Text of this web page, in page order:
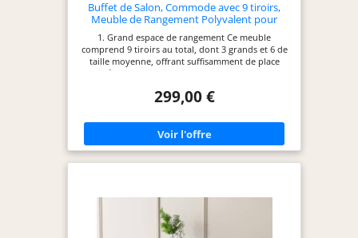
montage est
rapide et facile
Buffet de Salon, Commode avec 9 tiroirs,
Meuble de Rangement Polyvalent pour
dorées, MDF, 160 × 40 × 80 cm
1. Grand espace de rangement Ce meuble
comprend 9 tiroirs au total, dont 3 grands et 6 de
taille moyenne, offrant suffisamment de place
pour répondre aux besoins quotidiens de toute la
livres, jouets ou cosmétiques – tout trouve
soigneusement fabriqué pour une meilleure
expérience de rangement. 2. Design élégant et
moderne Avec son coloris blanc raffiné et ses
maximisant la capacité de rangement. Un meuble
qui attirera à coup sûr l’attention de vos invités,
que ce soit dans le salon ou la chambre. 3.
299,00 €